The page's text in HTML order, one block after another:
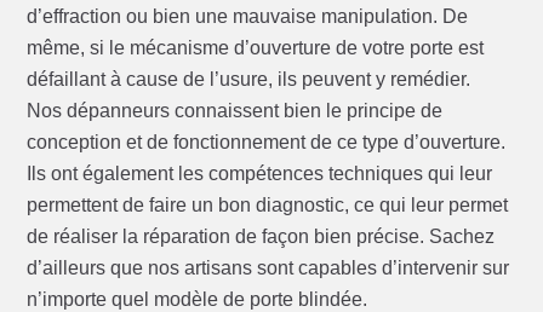
d’effraction ou bien une mauvaise manipulation. De
même, si le mécanisme d’ouverture de votre porte est
défaillant à cause de l’usure, ils peuvent y remédier.
Nos dépanneurs connaissent bien le principe de
conception et de fonctionnement de ce type d’ouverture.
Ils ont également les compétences techniques qui leur
permettent de faire un bon diagnostic, ce qui leur permet
de réaliser la réparation de façon bien précise. Sachez
d’ailleurs que nos artisans sont capables d’intervenir sur
n’importe quel modèle de porte blindée.